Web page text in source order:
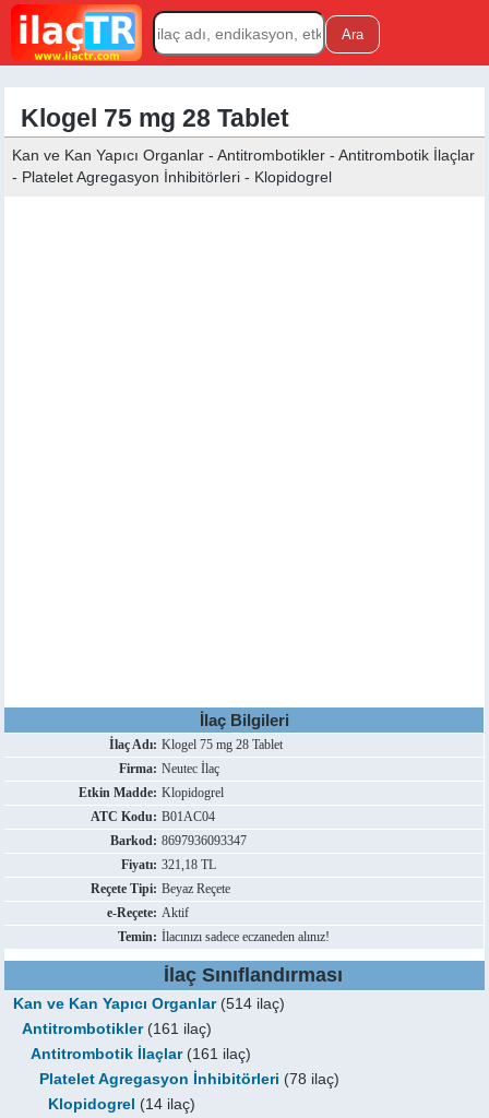
Klogel 75 mg 28 Tablet
Kan ve Kan Yapıcı Organlar - Antitrombotikler - Antitrombotik İlaçlar
- Platelet Agregasyon İnhibitörleri - Klopidogrel
İlaç Bilgileri
İlaç Adı: Klogel 75 mg 28 Tablet
Firma: Neutec İlaç
Etkin Madde: Klopidogrel
ATC Kodu: B01AC04
Barkod: 8697936093347
Fiyatı: 321,18 TL
Reçete Tipi: Beyaz Reçete
e-Reçete: Aktif
Temin: İlacınızı sadece eczaneden alınız!
İlaç Sınıflandırması
Kan ve Kan Yapıcı Organlar(514 ilaç)
Antitrombotikler(161 ilaç)
Antitrombotik İlaçlar(161 ilaç)
Platelet Agregasyon İnhibitörleri (78 ilaç)
Klopidogrel (14 ilaç)